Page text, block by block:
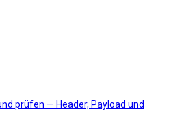
prüfen — Header, Payload und